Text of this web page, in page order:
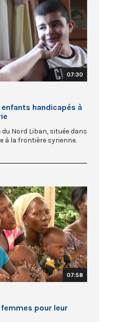
07:30
handicapés à
Nord Liban, située dans
à la frontière syrienne.
07:58
pour leur